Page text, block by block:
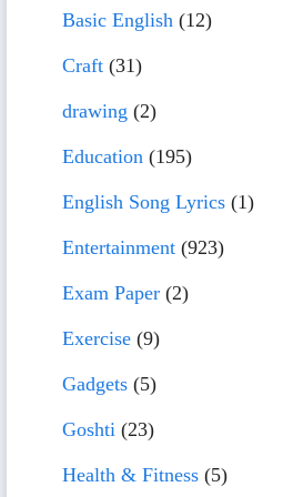
Basic English (12)
Craft (31)
drawing (2)
Education (195)
English Song Lyrics (1)
Entertainment (923)
Exam Paper (2)
Exercise (9)
Gadgets (5)
Goshti (23)
Health & Fitness (5)